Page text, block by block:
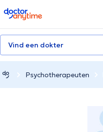
doctoranytime
Vind een dokter
Psychotherapeuten